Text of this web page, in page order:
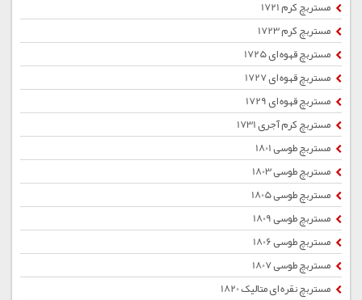
مستربچ کرم 1721
مستربچ کرم 1723
مستربچ قهوه ای 1725
مستربچ قهوه ای 1727
مستربچ قهوه ای 1729
مستربچ کرم آجری 1731
مستربچ طوسی 1801
مستربچ طوسی 1803
مستربچ طوسی 1805
مستربچ طوسی 1809
مستربچ طوسی 1806
مستربچ طوسی 1807
مستربچ نقره ای متالیک 1820